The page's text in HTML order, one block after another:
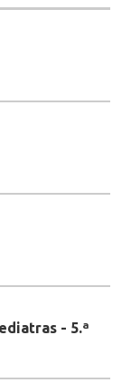
- 5.ª